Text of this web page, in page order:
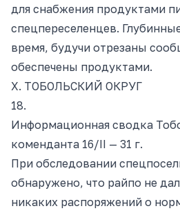
для снабжения продуктами
спецпереселенцев.
время, будучи отрезаны
обеспечены продуктами.
X. ТОБОЛЬСКИЙ ОКРУГ
18.
Информационная сводка
коменданта 16/II — 31 г.
При обследовании
обнаружено, что райпо не
никаких распоряжений о